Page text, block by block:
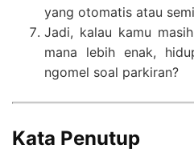
yang otomatis atau
Jadi, kalau kamu
mana lebih enak,
ngomel soal parkiran?
Kata Penutup